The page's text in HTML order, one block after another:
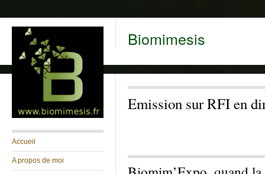
Biomimesis
Accueil
A propos de moi
Emission sur RFI en